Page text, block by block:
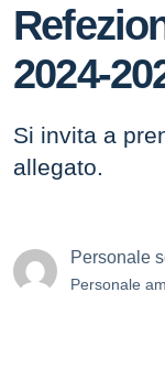
2024-
Si invita a
allegato.
Personale
Personale